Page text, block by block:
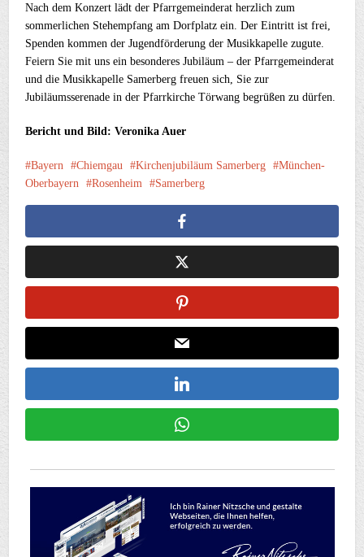
Nach dem Konzert lädt der Pfarrgemeinderat herzlich zum
sommerlichen Stehempfang am Dorfplatz ein. Der Eintritt ist frei,
Spenden kommen der Jugendförderung der Musikkapelle zugute.
Feiern Sie mit uns ein besonderes Jubiläum – der Pfarrgemeinderat
und die Musikkapelle Samerberg freuen sich, Sie zur
Jubiläumsserenade in der Pfarrkirche Törwang begrüßen zu dürfen.
Bericht und Bild: Veronika Auer
Bayern Chiemgau Kirchenjubiläum Samerberg
München-
Oberbayern
Rosenheim Samerberg